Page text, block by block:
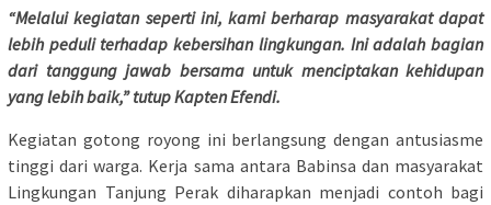
“Melalui kegiatan seperti ini, kami berharap masyarakat dapat
lebih peduli terhadap kebersihan lingkungan. Ini adalah bagian
dari tanggung jawab bersama untuk menciptakan kehidupan
yang lebih baik,” tutup Kapten Efendi.
Kegiatan gotong royong ini berlangsung dengan antusiasme
tinggi dari warga. Kerja sama antara Babinsa dan masyarakat
Lingkungan Tanjung Perak diharapkan menjadi contoh bagi